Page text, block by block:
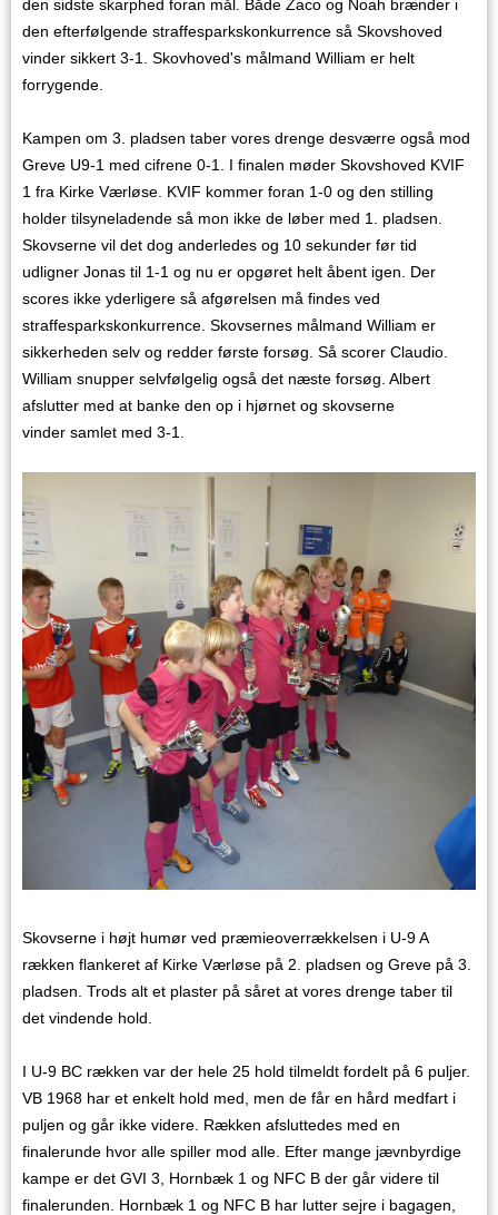
den sidste skarphed foran mål. Både Zaco og Noah brænder i
den efterfølgende straffesparkskonkurrence så Skovshoved
vinder sikkert 3-1. Skovhoved's målmand William er helt
forrygende.
Kampen om 3. pladsen taber vores drenge desværre også mod
Greve U9-1 med cifrene 0-1. I finalen møder Skovshoved KVIF
1 fra Kirke Værløse. KVIF kommer foran 1-0 og den stilling
holder tilsyneladende så mon ikke de løber med 1. pladsen.
Skovserne vil det dog anderledes og 10 sekunder før tid
udligner Jonas til 1-1 og nu er opgøret helt åbent igen. Der
scores ikke yderligere så afgørelsen må findes ved
straffesparkskonkurrence. Skovsernes målmand William er
sikkerheden selv og redder første forsøg. Så scorer Claudio.
William snupper selvfølgelig også det næste forsøg. Albert
afslutter med at banke den op i hjørnet og skovserne
vinder samlet med 3-1.
Skovserne i højt humør ved præmieoverrækkelsen i U-9 A
rækken flankeret af Kirke Værløse på 2. pladsen og Greve på 3.
pladsen. Trods alt et plaster på såret at vores drenge taber til
det vindende hold.
I U-9 BC rækken var der hele 25 hold tilmeldt fordelt på 6 puljer.
VB 1968 har et enkelt hold med, men de får en hård medfart i
puljen og går ikke videre. Rækken afsluttedes med en
finalerunde hvor alle spiller mod alle. Efter mange jævnbyrdige
kampe er det GVI 3, Hornbæk 1 og NFC B der går videre til
finalerunden. Hornbæk 1 og NFC B har lutter sejre i bagagen,